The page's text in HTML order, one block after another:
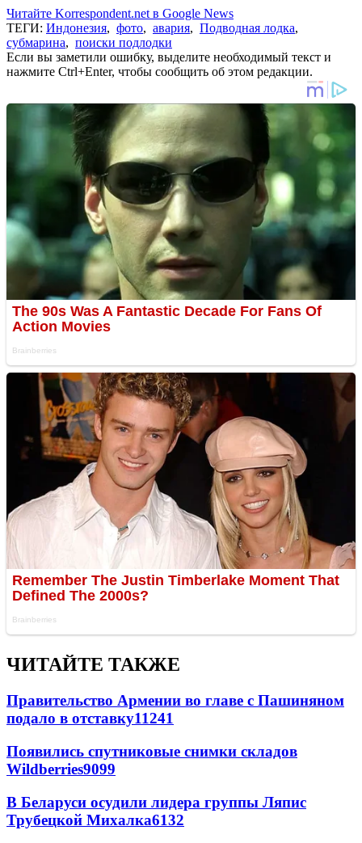
Читайте Korrespondent.net в Google News
ТЕГИ: Индонезия, фото, авария, Подводная лодка,
субмарина, поиски подлодки
Если вы заметили ошибку, выделите необходимый текст и
нажмите Ctrl+Enter, чтобы сообщить об этом редакции.
ЧИТАЙТЕ ТАКЖЕ
Правительство Армении во главе с Пашиняном
подало в отставку11241
Появились спутниковые снимки складов
Wildberries9099
В Беларуси осудили лидера группы Ляпис
Трубецкой Михалка6132